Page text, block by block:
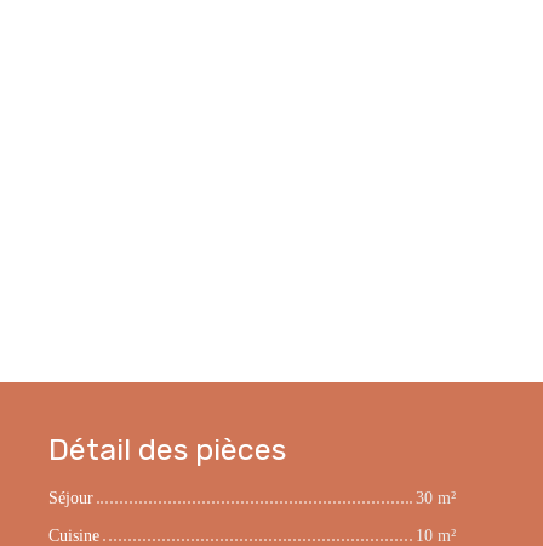
Détail des pièces
Séjour
30 m²
Cuisine
10 m²